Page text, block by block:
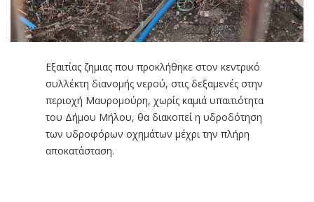
Εξαιτίας ζημιας που προκλήθηκε στον κεντρικό
συλλέκτη διανομής νερού, στις δεξαμενές στην
περιοχή Μαυρομούρη, χωρίς καμιά υπαιτιότητα
του Δήμου Μήλου, θα διακοπεί η υδροδότηση
των υδροφόρων οχημάτων μέχρι την πλήρη
αποκατάσταση.